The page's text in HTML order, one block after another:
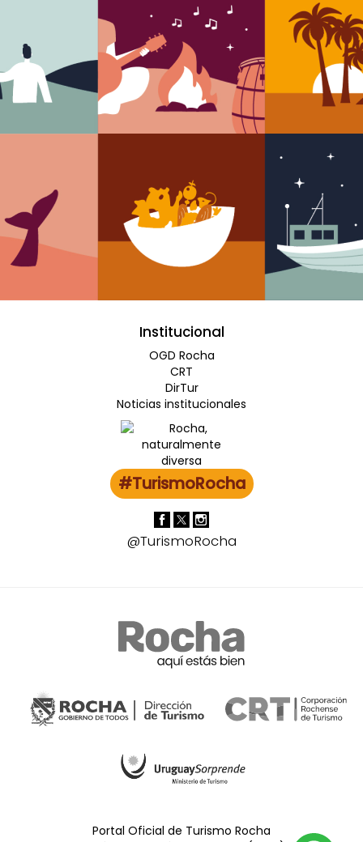
Institucional
OGD Rocha
CRT
DirTur
Noticias institucionales
#TurismoRocha
@TurismoRocha
Portal Oficial de Turismo Rocha